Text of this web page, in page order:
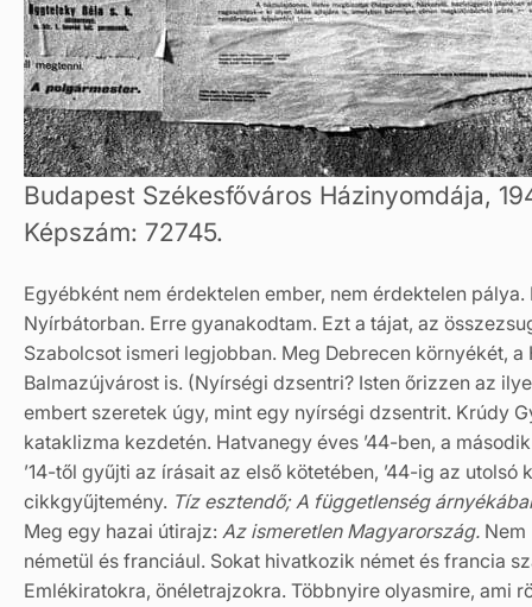
Budapest Székesfőváros Házinyomdája,
Képszám: 72745.
Egyébként nem érdektelen ember, nem érdektelen
Nyírbátorban. Erre gyanakodtam. Ezt a tájat, az
Szabolcsot ismeri legjobban. Meg Debrecen környékét,
Balmazújvárost is. (Nyírségi dzsentri? Isten őrizzen az
embert szeretek úgy, mint egy nyírségi dzsentrit. Krúdy
kataklizma kezdetén. Hatvanegy éves ’44-ben, a
’14-től gyűjti az írásait az első kötetében, ’44-ig az
cikkgyűjtemény. Tíz esztendő; A függetlenség
Meg egy hazai útirajz: Az ismeretlen Magyarország. Nem
németül és franciául. Sokat hivatkozik német és francia
Emlékiratokra, önéletrajzokra. Többnyire olyasmire, ami